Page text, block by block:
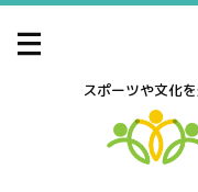
スポーツや文化